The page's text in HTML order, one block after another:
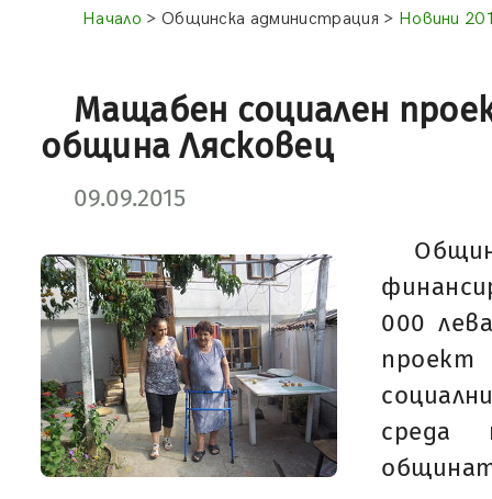
Начало > Общинска администрация > Новини
Мащабен социален
община Лясковец
09.09.2015
000
проект